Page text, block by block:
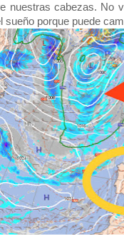
nuestras cabezas. No
sueño porque puede